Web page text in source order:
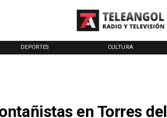
DEPORTES CULTURA
en Torres del